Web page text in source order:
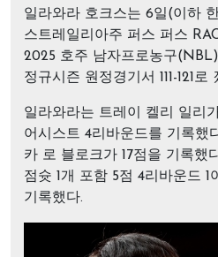
일라와라 호크스는 6일(이하
스트레일리아주 퍼스 퍼스
2025 호주 남자프로농구
정규시즌 원정경기서 111-121
일라와라는 트레이 켈리 일리
어시스트 4리바운드를 기록했
카 로 블로크가 17점을 기록했
점슛 1개 포함 5점 4리바운드 1
기록했다.